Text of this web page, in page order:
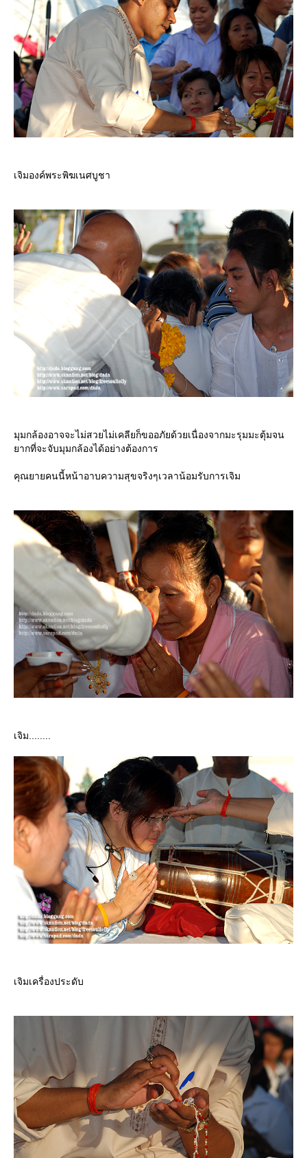
เจิมองค์พระพิฆเนศบูชา
มุมกล้องอาจจะไม่สวยไม่เคลียก็ขออภัยด้วยเนื่องจากมะรุมมะตุ้มจน
ากที่จะจับมุมกล้องได้อย่างต้องการ
คุณยายคนนี้หน้าอาบความสุขจริงๆเวลาน้อมรับการเจิม
เจิม........
เจิมเครื่องประดับ